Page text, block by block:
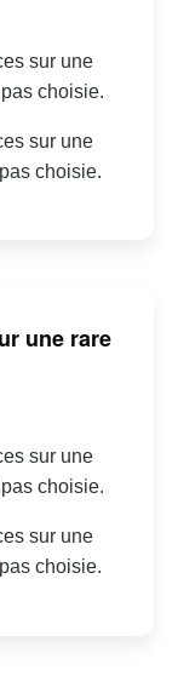
sur une
choisie.
sur une
choisie.
une rare
sur une
choisie.
sur une
choisie.